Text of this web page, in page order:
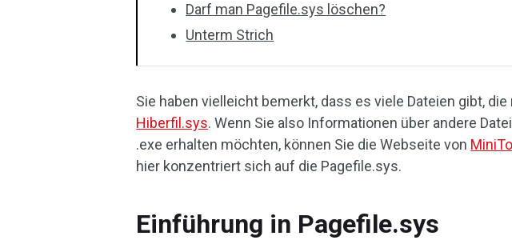
Darf man Pagefile.sys löschen?
Unterm Strich
Sie haben vielleicht bemerkt, dass es viele Dateien gibt,
Hiberfil.sys. Wenn Sie also Informationen über andere
.exe erhalten möchten, können Sie die Webseite von
hier konzentriert sich auf die Pagefile.sys.
Einführung in Pagefile.sys